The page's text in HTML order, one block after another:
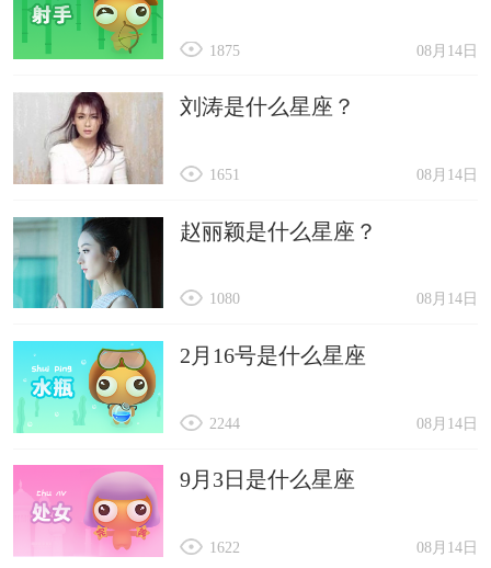
08月14日
1875
刘涛是什么星座？
08月14日
1651
赵丽颖是什么星座？
08月14日
1080
2月16号是什么星座
08月14日
2244
9月3日是什么星座
08月14日
1622